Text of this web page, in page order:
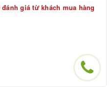
giá từ khách mua hàng